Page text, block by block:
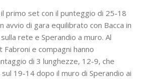
il primo set con il punteggio di 25-18
avvio di gara equilibrato con Bacca in
rete e Sperandio a muro. Al
Fabroni e compagni hanno
di 3 lunghezze, 12-9, che
19-14 dopo il muro di Sperandio ai